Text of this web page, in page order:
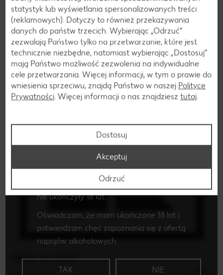
Zobacz gazetkę
Czy masz ukończone 18 lat i chcesz
zapoznać się z ofertą napojów
alkoholowych?
Po potwierdzeniu swojego wieku i wyrażeniu
chęci zapoznania się z ofertą napojów
alkoholowych, zostaniesz przekierowany na
Oferta ta nie jest skierowana do osób, które
nie ukończyły 18 lat.
Oświadczam, że mam ukończone 18 lat i
potwierdzam chęć zapoznania się z ofertą
napojów alkoholowych.
TAK NIE
XX.XX. xxx XX.XX
statystyk lub wyświetlania spersonalizowanych treści
(reklamowych). Dotyczy to również przekazywania
danych do państw trzecich. Wybierając „Odrzuć“
zezwalają Państwo tylko na przetwarzanie, które jest
technicznie niezbędne, natomiast wybierając „Dostosuj”
mają Państwo możliwość zezwolenia na indywidualne
cele przetwarzania. Więcej informacji, w tym o prawie do
wniesienia sprzeciwu, znajdą Państwo w naszej Polityce
Prywatności. Więcej informacji o nas znajdziesz tutaj.
Dostosuj
Odrzuć
Akceptuj